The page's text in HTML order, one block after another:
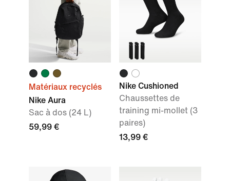
Matériaux recyclés
Nike Aura
Sac à dos (24 L)
59,99 €
Nike Cushioned
Chaussettes de
training mi-mollet (3
paires)
13,99 €